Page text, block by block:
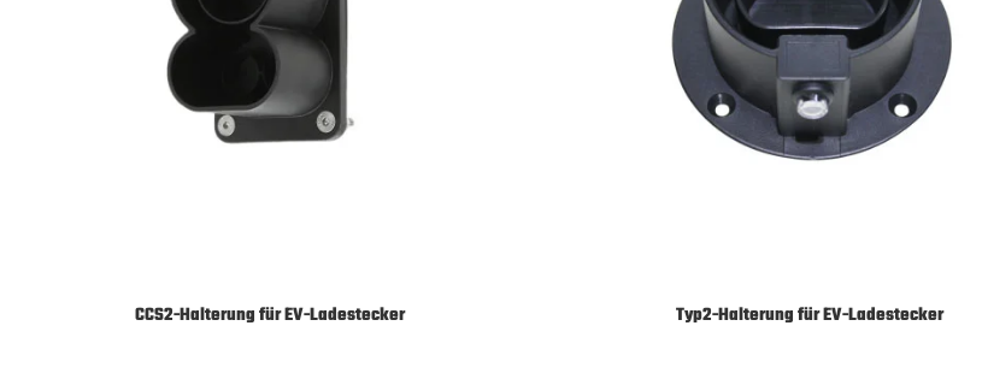
CCS2-Halterung für EV-Ladestecker Typ2-Halterung für EV-Ladestecker